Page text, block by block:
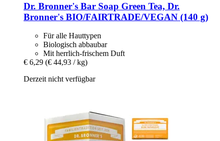
Dr. Bronner's Bar Soap Green Tea, Dr.
Bronner's BIO/FAIRTRADE/VEGAN (140 g)
Für alle Hauttypen
Biologisch abbaubar
Mit herrlich-frischem Duft
€ 6,29 (€ 44,93 / kg)
Derzeit nicht verfügbar